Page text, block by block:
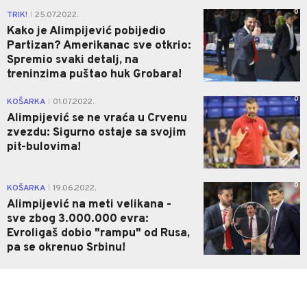
TRIK! 25.07.2022.
Kako je Alimpijević pobijedio
Partizan? Amerikanac sve otkrio:
Spremio svaki detalj, na
treninzima puštao huk Grobara!
0
KOŠARKA 01.07.2022.
Alimpijević se ne vraća u Crvenu
zvezdu: Sigurno ostaje sa svojim
pit-bulovima!
0
KOŠARKA 19.06.2022.
Alimpijević na meti velikana -
sve zbog 3.000.000 evra:
Evroligaš dobio "rampu" od Rusa,
pa se okrenuo Srbinu!
0